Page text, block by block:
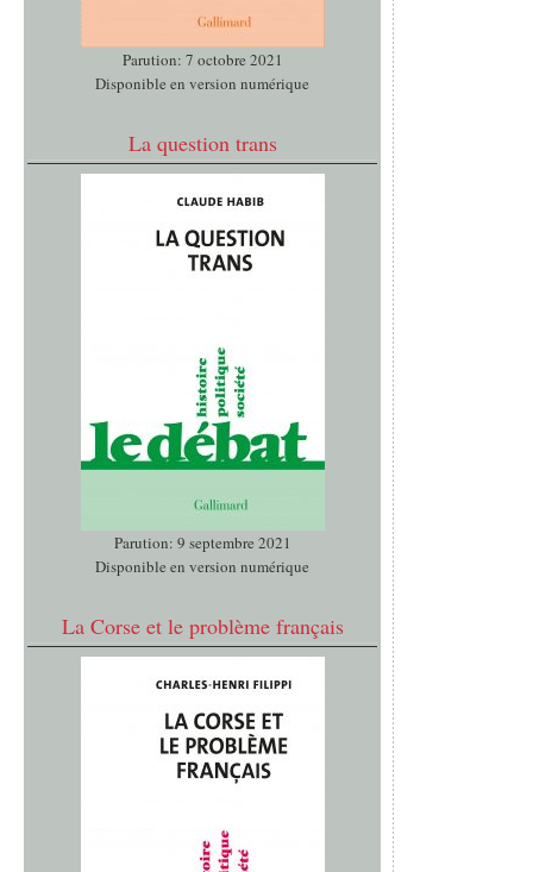
Parution: 7 octobre 2021
Disponible en version numérique
La question trans
Parution: 9 septembre 2021
Disponible en version numérique
La Corse et le problème français